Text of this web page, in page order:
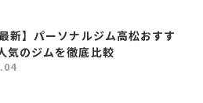
新】パーソナルジム高松おすす
気のジムを徹底比較